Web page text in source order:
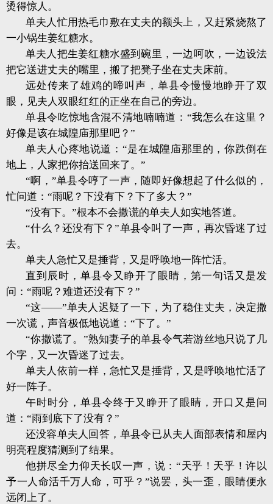
烫得惊人。
单夫人忙用热毛巾敷在丈夫的额头上，又赶紧烧熬了
一小锅生姜红糖水。
单夫人把生姜红糖水盛到碗里，一边呵吹，一边设法
把它送进丈夫的嘴里，搬了把凳子坐在丈夫床前。
远处传来了雄鸡的啼叫声，单县令慢慢地睁开了双
眼，见夫人双眼红红的正坐在自己的旁边。
单县令吃惊地含混不清地喃喃道：“我怎么在这里？
好像是该在城隍庙那里吧？”
单夫人心疼地说道：“是在城隍庙那里的，你跌倒在
地上，人家把你抬送回来了。”
“啊，”单县令哼了一声，随即好像想起了什么似的，
忙问道：“雨呢？下没有下？下了多大？”
“没有下。”根本不会撒谎的单夫人如实地答道。
“什么？还没有下？”单县令叫了一声，再次昏迷了过
去。
单夫人急忙又是捶背，又是呼唤地一阵忙活。
直到辰时，单县令又睁开了眼睛，第一句话又是发
问：“雨呢？难道还没有下？”
“这——”单夫人迟疑了一下，为了稳住丈夫，决定撒
一次谎，声音极低地说道：“下了。”
“你撒谎了。”熟知妻子的单县令气若游丝地只说了几
个字，又一次昏迷了过去。
单夫人依前一样，急忙又是捶背，又是呼唤地忙活了
好一阵子。
午时时分，单县令终于又睁开了眼睛，开口又是问
道：“雨到底下了没有？”
还没容单夫人回答，单县令已从夫人面部表情和屋内
明亮程度猜测到了结果。
他拼尽全力仰天长叹一声，说：“天乎！天乎！许以
予一人命活千万人命， 可乎？”说罢，头一歪，眼睛便永
远闭上了。